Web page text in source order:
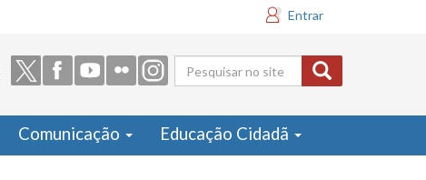
Entrar
Formulário
de busca
Comunicação Educação Cidadã